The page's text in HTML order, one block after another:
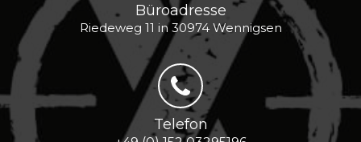
Büroadresse
Riedeweg 11 in 30974 Wennigsen
Telefon